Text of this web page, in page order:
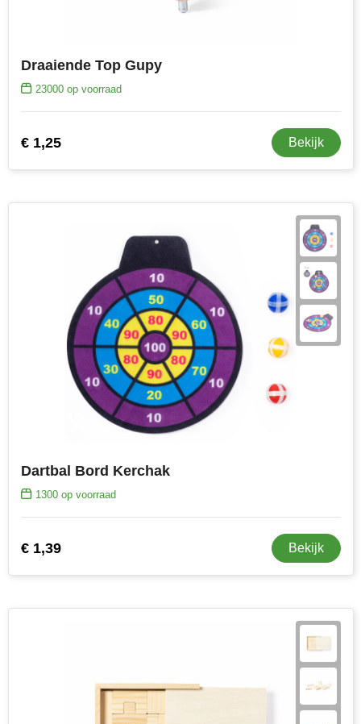
Draaiende Top Gupy
23000op voorraad
€ 1,25 Bekijk
Dartbal Bord Kerchak
1300op voorraad
€ 1,39 Bekijk